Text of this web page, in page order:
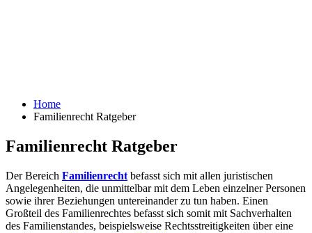
Home
Familienrecht Ratgeber
Familienrecht Ratgeber
Der Bereich Familienrecht befasst sich mit allen juristischen
Angelegenheiten, die unmittelbar mit dem Leben einzelner Personen
sowie ihrer Beziehungen untereinander zu tun haben. Einen
Großteil des Familienrechtes befasst sich somit mit Sachverhalten
des Familienstandes, beispielsweise Rechtsstreitigkeiten über eine